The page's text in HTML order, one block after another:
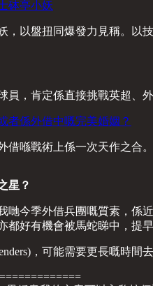
砵亭小妖
，以盤扭同爆發力見稱。以
，肯定係直接挑戰英超、外
者係外借中嘅完美婚姻？
借喺戰術上係一次天作之合
星？
哋今季外借兵團嘅質素，係
都好有機會被馬蛇睇中，提
，可能需要更長嘅時